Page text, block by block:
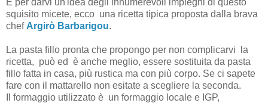
squisito micete, ecco una ricetta tipica proposta dalla brava
chef Argirò Barbarigou.
La pasta fillo pronta che propongo per non complicarvi
la
ricetta, può ed è anche meglio, essere sostituita da pasta
fillo fatta in casa, più rustica ma con più corpo. Se ci sapete
fare con il mattarello non esitate a scegliere la seconda.
Il formaggio utilizzato è un formaggio locale e IGP,